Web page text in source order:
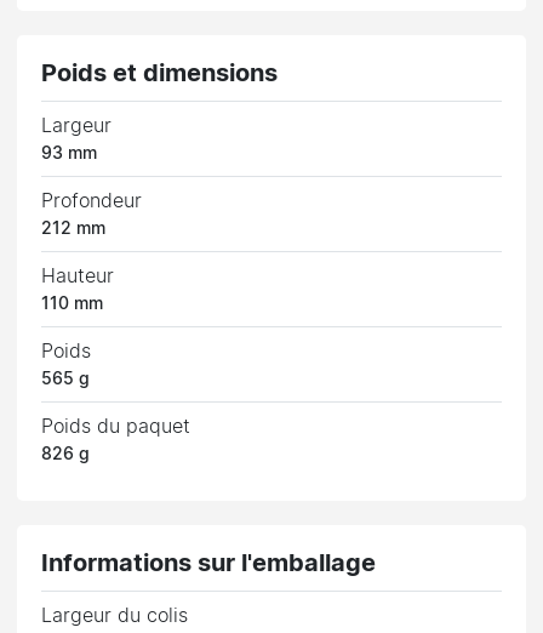
Poids et dimensions
Largeur
93 mm
Profondeur
212 mm
Hauteur
110 mm
Poids
565 g
Poids du paquet
826 g
Informations sur l'emballage
Largeur du colis